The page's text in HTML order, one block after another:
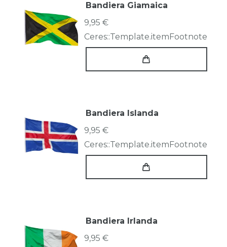
Bandiera Giamaica
9,95 €
Ceres::Template.itemFootnote
Bandiera Islanda
9,95 €
Ceres::Template.itemFootnote
Bandiera Irlanda
9,95 €